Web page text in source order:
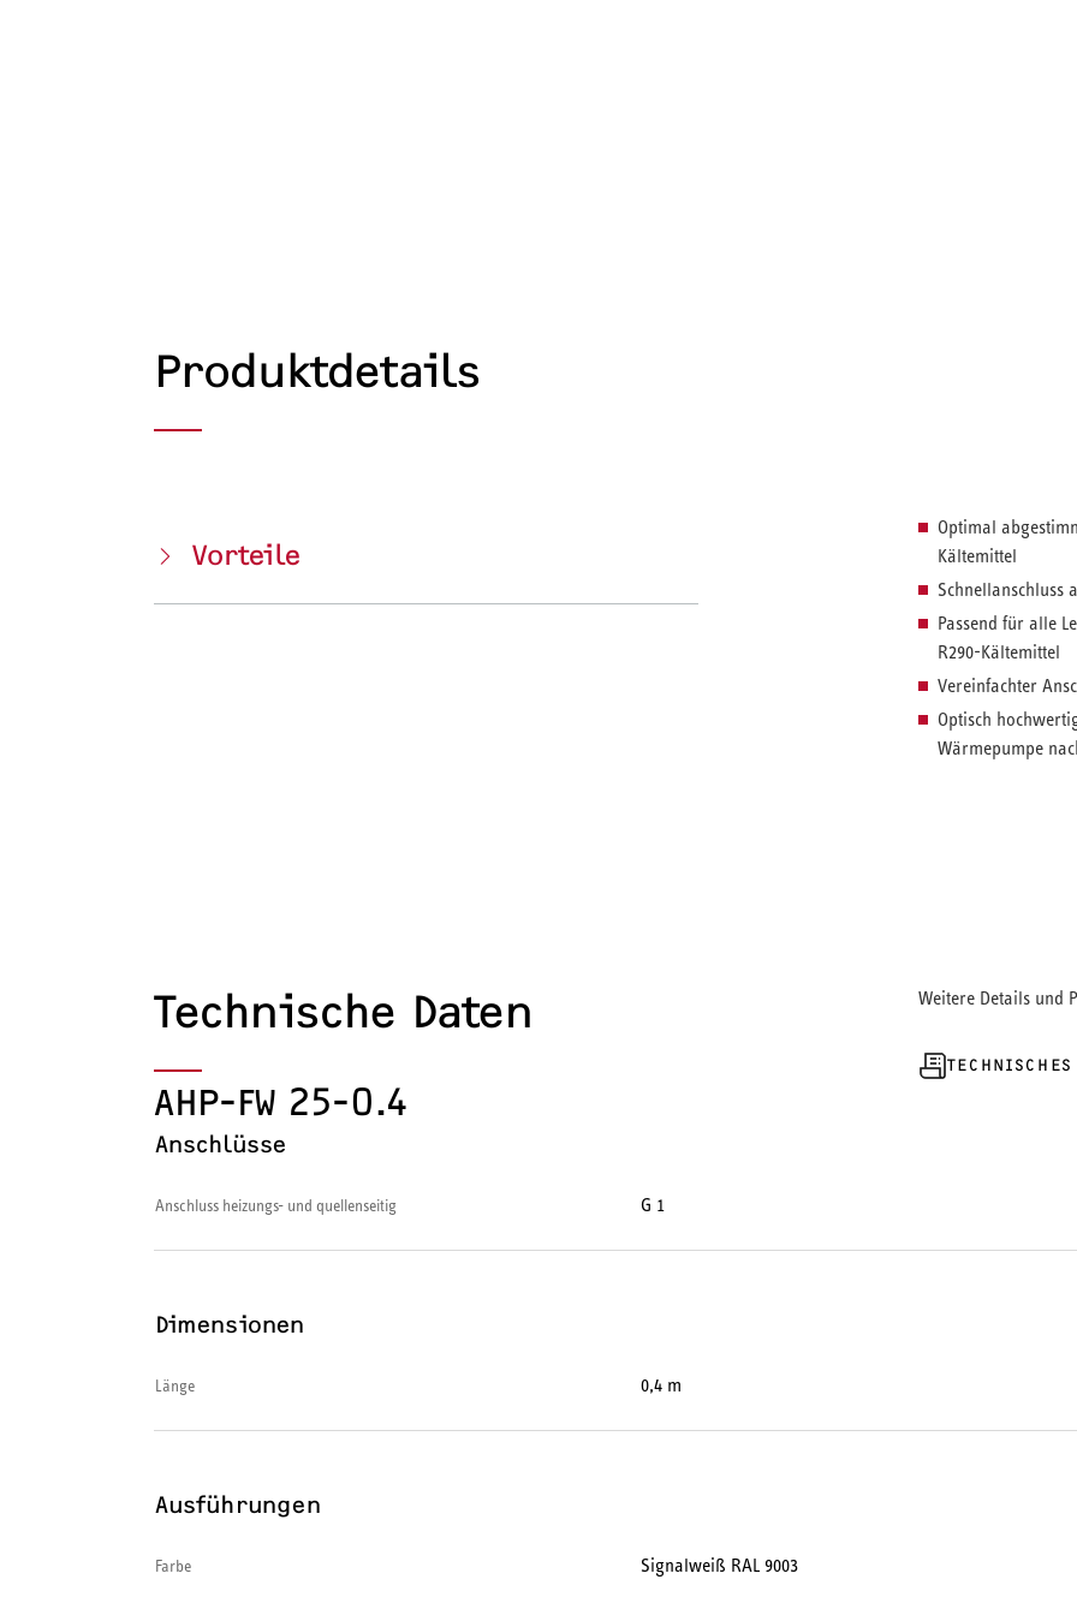
Produktdetails
Vorteile
Optimal
Kältemittel
Schnellanschluss
Passend für alle
R290-Kältemittel
Vereinfachter
Optisch
Wärmepumpe
Technische Daten Weitere Details und
AHP-FW 25-0.4
Anschlüsse
Anschluss heizungs- und quellenseitig G 1
Dimensionen
Länge 0,4 m
Ausführungen
Farbe Signalweiß RAL 9003